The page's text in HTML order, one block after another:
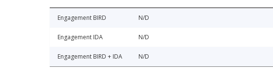
Engagement BIRD N/D
Engagement IDA N/D
Engagement BIRD + IDA N/D